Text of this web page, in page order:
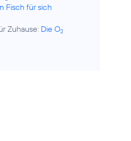
Fisch für sich
Zuhause: Die O2